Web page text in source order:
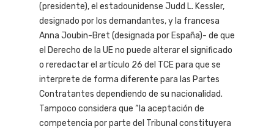
(presidente), el estadounidense Judd L. Kessler,
designado por los demandantes, y la francesa
Anna Joubin-Bret (designada por España)- de que
el Derecho de la UE no puede alterar el significado
o reredactar el artículo 26 del TCE para que se
interprete de forma diferente para las Partes
Contratantes dependiendo de su nacionalidad.
Tampoco considera que “la aceptación de
competencia por parte del Tribunal constituyera